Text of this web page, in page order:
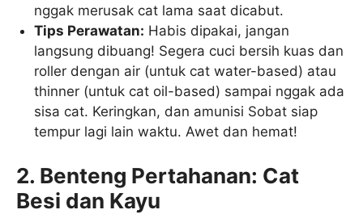
nggak merusak cat lama saat dicabut.
Tips Perawatan: Habis dipakai, jangan
langsung dibuang! Segera cuci bersih kuas dan
roller dengan air (untuk cat water-based) atau
thinner (untuk cat oil-based) sampai nggak ada
sisa cat. Keringkan, dan amunisi Sobat siap
tempur lagi lain waktu. Awet dan hemat!
2. Benteng Pertahanan: Cat
Besi dan Kayu